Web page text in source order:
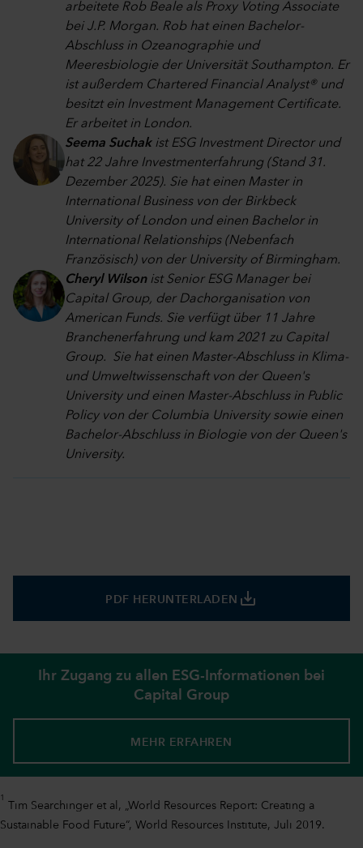
arbeitete Rob Beale als Proxy Voting Associate
bei J.P. Morgan. Rob hat einen Bachelor-
Abschluss in Ozeanographie und
Meeresbiologie der Universität Southampton. Er
ist außerdem Chartered Financial Analyst® und
besitzt ein Investment Management Certificate.
Er arbeitet in London.
Seema Suchak ist ESG Investment Director und
hat 22 Jahre Investmenterfahrung (Stand 31.
Dezember 2025). Sie hat einen Master in
International Business von der Birkbeck
University of London und einen Bachelor in
International Relationships (Nebenfach
Französisch) von der University of Birmingham.
Cheryl Wilsonist Senior ESG Manager bei
Capital Group, der Dachorganisation von
American Funds. Sie verfügt über 11 Jahre
Branchenerfahrung und kam 2021 zu Capital
Group. Sie hat einen Master-Abschluss in Klima-
und Umweltwissenschaft von der Queen's
University und einen Master-Abschluss in Public
Policy von der Columbia University sowie einen
Bachelor-Abschluss in Biologie von der Queen's
University.
PDF HERUNTERLADEN save_alt
Ihr Zugang zu allen ESG-Informationen bei
Capital Group
MEHR ERFAHREN
1
Tim Searchinger et al, „World Resources Report: Creating a
Sustainable Food Future“, World Resources Institute, Juli 2019.